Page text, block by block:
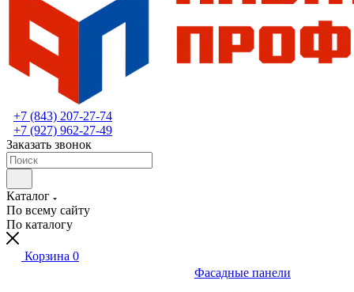
+7 (843) 207-27-74
+7 (927) 962-27-49
Заказать звонок
Каталог
По всему сайту
По каталогу
Корзина 0
Фасадные панели